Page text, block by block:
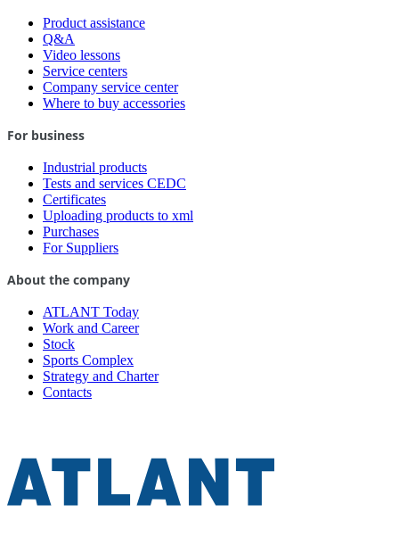
Product assistance
Q&A
Video lessons
Service centers
Company service center
Where to buy accessories
For business
Industrial products
Tests and services CEDC
Certificates
Uploading products to xml
Purchases
For Suppliers
About the company
ATLANT Today
Work and Career
Stock
Sports Complex
Strategy and Charter
Contacts